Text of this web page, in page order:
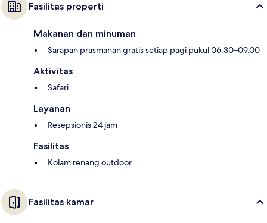
Fasilitas properti
Makanan dan minuman
Sarapan prasmanan gratis setiap pagi pukul 06.30–09.00
Aktivitas
Safari
Layanan
Resepsionis 24 jam
Fasilitas
Kolam renang outdoor
Fasilitas kamar